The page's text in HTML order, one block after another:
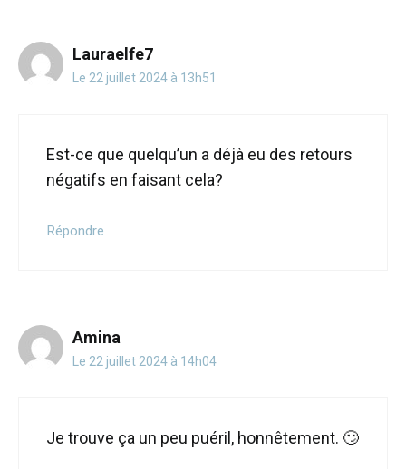
Lauraelfe7
Le 22 juillet 2024 à 13h51
Est-ce que quelqu’un a déjà eu des retours
négatifs en faisant cela?
Répondre
Amina
Le 22 juillet 2024 à 14h04
Je trouve ça un peu puéril, honnêtement. 🙄